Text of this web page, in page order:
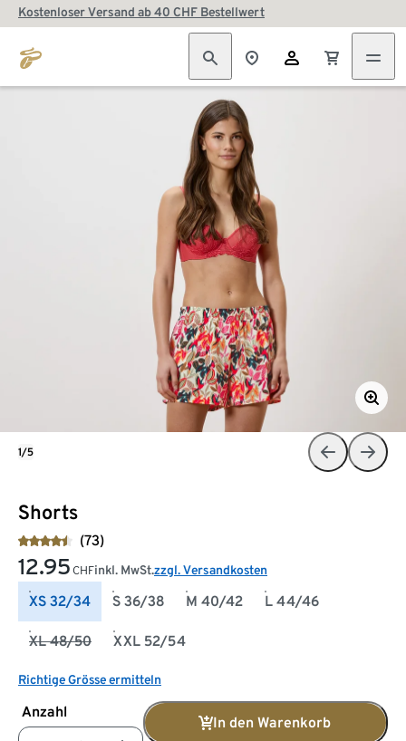
Kostenloser Versand ab 40 CHF Bestellwert
Shorts
(73)
12.95 CHFinkl. MwSt.zzgl. Versandkosten
XS 32/34 S 36/38 M 40/42 L 44/46
XL 48/50 XXL 52/54
Richtige Grösse ermitteln
Anzahl
In den Warenkorb
1/5